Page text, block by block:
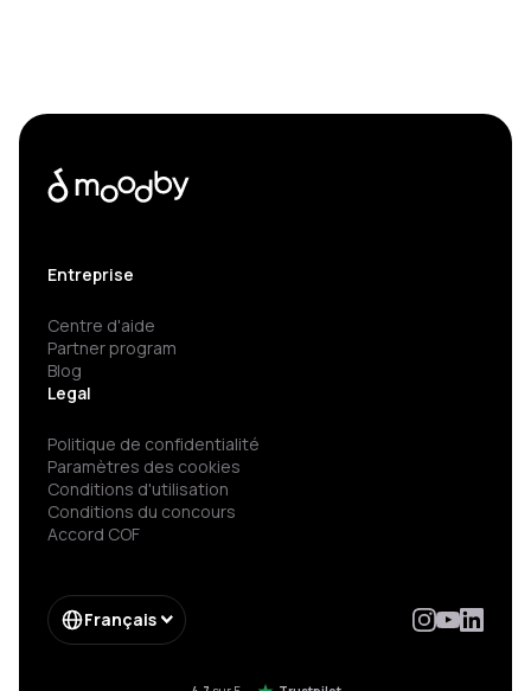
Entreprise
Centre d'aide
Partner program
Blog
Legal
Politique de confidentialité
Paramètres des cookies
Conditions d'utilisation
Conditions du concours
Accord COF
Français